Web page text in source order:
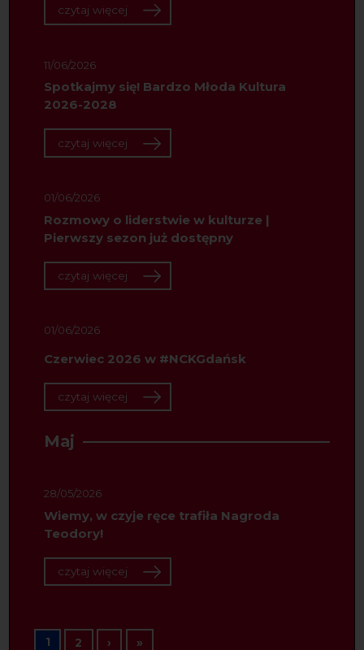
czytaj więcej
11/06/2026
Spotkajmy się! Bardzo Młoda Kultura
2026-2028
czytaj więcej
01/06/2026
Rozmowy o liderstwie w kulturze |
Pierwszy sezon już dostępny
czytaj więcej
01/06/2026
Czerwiec 2026 w #NCKGdańsk
czytaj więcej
Maj
28/05/2026
Wiemy, w czyje ręce trafiła Nagroda
Teodory!
czytaj więcej
Stronicowanie
1 2 › Następna strona
»Ostatnia strona